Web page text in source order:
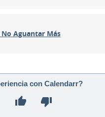
No Aguantar Más
con Calendarr?